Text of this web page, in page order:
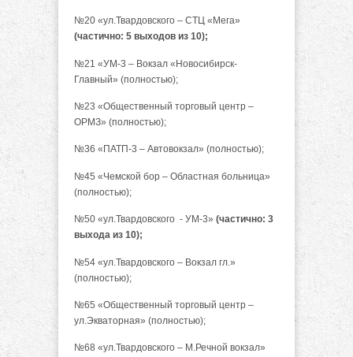
№20 «ул.Твардовского – СТЦ «Мега»
(частично: 5 выходов из 10);
№21 «УМ-3 – Вокзал «Новосибирск-
Главный» (полностью);
№23 «Общественный торговый центр –
ОРМЗ» (полностью);
№36 «ПАТП-3 – Автовокзал» (полностью);
№45 «Чемской бор – Областная больница»
(полностью);
№50 «ул.Твардовского - УМ-3» (частично: 3
выхода из 10);
№54 «ул.Твардовского – Вокзал гл.»
(полностью);
№65 «Общественный торговый центр –
ул.Экваторная» (полностью);
№68 «ул.Твардовского – М.Речной вокзал»